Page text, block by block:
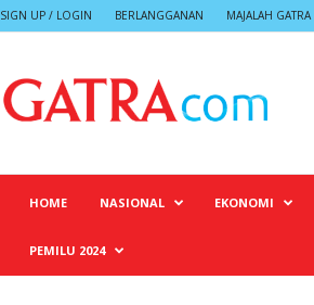
SIGN UP / LOGIN BERLANGGANAN MAJALAH GATRA
HOME NASIONAL EKONOMI
PEMILU 2024